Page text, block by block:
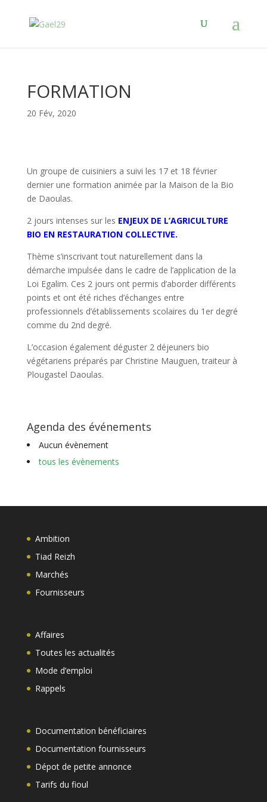
FORMATION
20 Fév, 2020
Un groupe de cuisiniers a suivi les 17 et 18 février
dernier une formation animée par la Maison de la Bio
de Daoulas.
2 jours intenses sur les ENJEUX DE L’AGRICULTURE
BIO EN RESTAURATION COLLECTIVE.
Thème s’inscrivant tout naturellement dans la
démarche impulsée dans le cadre de l’application de la
Loi Egalim. Ces 2 jours ont permis d’aborder différents
points et ont été riches d’échanges entre
professionnels d’établissements scolaires du 1er degré
comme du 2nd degré.
L’occasion également déguster 2 déjeuners bio
végétariens préparés par Christine Mauguen, traiteur à
Plougastel Daoulas.
Agenda des événements
Aucun évènement
tous les évènements
Ambition
Tiad Reizh
Marchés
Fournisseurs
Affaires
Toutes les actualités
Mode d’emploi
Rappels
Documentation bénéficiaires
Documentation fournisseurs
Dépot de petite annonce
Tarifs du fioul